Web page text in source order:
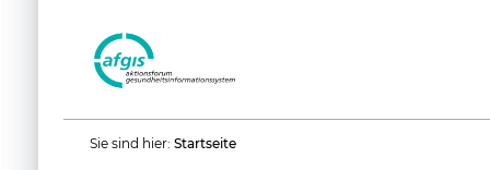
Benutzerspezifische
Sie sind hier: Startseite